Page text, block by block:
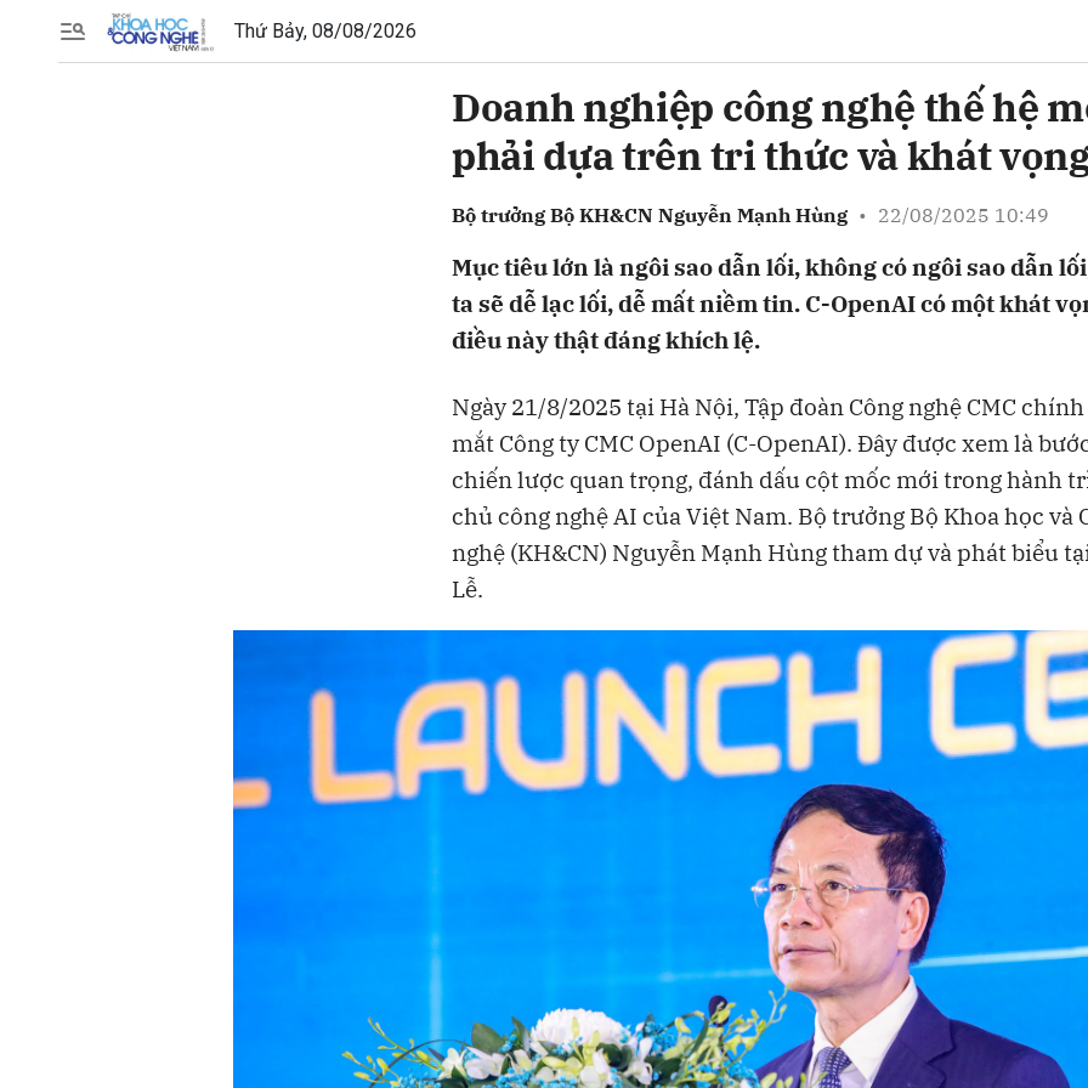
Thứ Bảy, 08/08/2026
Doanh nghiệp công nghệ thế hệ
phải dựa trên tri thức và khát
Bộ trưởng Bộ KH&CN Nguyễn Mạnh Hùng • 22/08/2025 10:49
Mục tiêu lớn là ngôi sao dẫn lối, không có ngôi sao dẫn
ta sẽ dễ lạc lối, dễ mất niềm tin. C-OpenAI có một khát
điều này thật đáng khích lệ.
Ngày 21/8/2025 tại Hà Nội, Tập đoàn Công nghệ CMC
mắt Công ty CMC OpenAI (C-OpenAI). Đây được xem là
chiến lược quan trọng, đánh dấu cột mốc mới trong hành
chủ công nghệ AI của Việt Nam. Bộ trưởng Bộ Khoa học và
nghệ (KH&CN) Nguyễn Mạnh Hùng tham dự và phát biểu
Lễ.
Gửi bình luận
Hủy